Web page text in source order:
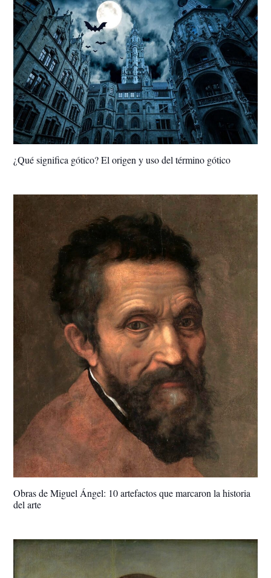
¿Qué significa gótico? El origen y uso del término gótico
Obras de Miguel Ángel: 10 artefactos que marcaron la historia
del arte